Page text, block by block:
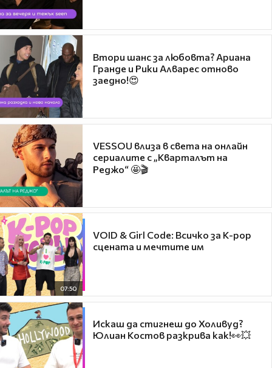
Втори шанс за любовта? Ариана
Гранде и Рики Алварес отново
заедно!😍
VESSOU влиза в света на онлайн
сериалите с „Кварталът на
Реджо“ 🤩🎬
07:50
VOID & Girl Code: Всичко за K-pop
сцената и мечтите им
Искаш да стигнеш до Холивуд?
Юлиан Костов разкрива как!👀💥